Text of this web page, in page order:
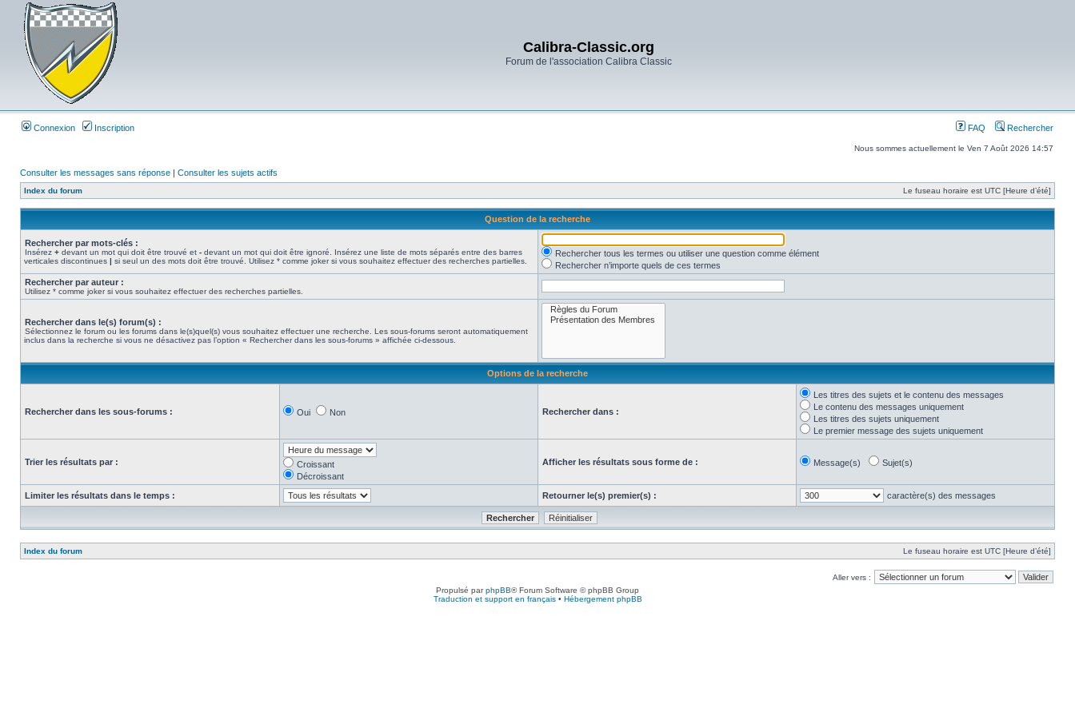
Calibra-Classic.org
Forum de l'association Calibra Classic
Connexion Inscription FAQ Rechercher
Nous sommes actuellement le Ven 7 Août 2026 14:57
Consulter les messages sans réponse | Consulter les sujets actifs
Index du forum Le fuseau horaire est UTC [Heure d’été]
Question de la recherche
Rechercher par mots-clés :
Insérez + devant un mot qui doit être trouvé et - devant un mot qui doit être ignoré. Insérez une liste de mots séparés entre des barres
verticales discontinues | si seul un des mots doit être trouvé. Utilisez * comme joker si vous souhaitez effectuer des recherches partielles.
Rechercher tous les termes ou utiliser une question comme élément
Rechercher n’importe quels de ces termes
Rechercher par auteur :
Utilisez * comme joker si vous souhaitez effectuer des recherches partielles.
Rechercher dans le(s) forum(s) :
Sélectionnez le forum ou les forums dans le(s)quel(s) vous souhaitez effectuer une recherche. Les sous-forums seront automatiquement
inclus dans la recherche si vous ne désactivez pas l’option « Rechercher dans les sous-forums » affichée ci-dessous.
Options de la recherche
Rechercher dans les sous-forums : Oui Non Rechercher dans :
Les titres des sujets et le contenu des messages
Le contenu des messages uniquement
Les titres des sujets uniquement
Le premier message des sujets uniquement
Trier les résultats par :
Croissant
Décroissant
Afficher les résultats sous forme de : Message(s) Sujet(s)
Limiter les résultats dans le temps : Retourner le(s) premier(s) : caractère(s) des messages
Index du forum Le fuseau horaire est UTC [Heure d’été]
Aller vers :
Propulsé parphpBB® Forum Software © phpBB Group
Traduction et support en français• Hébergement phpBB